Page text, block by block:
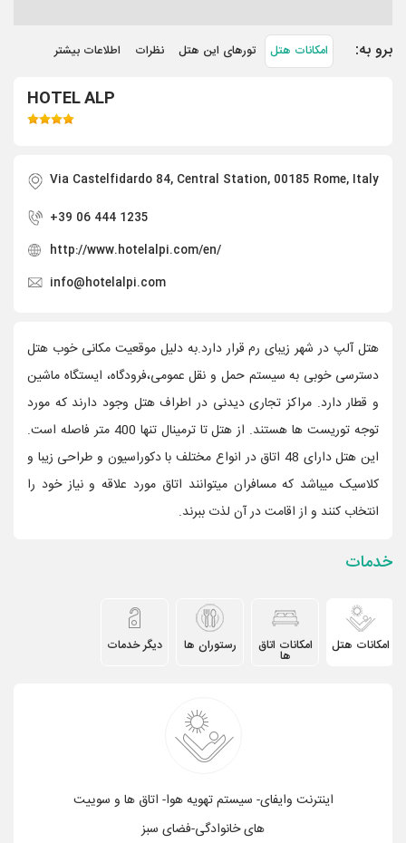
برو به: امکانات هتل تورهای این هتل نظرات اطلاعات بیشتر
HOTEL ALP
Via Castelfidardo 84, Central Station, 00185 Rome, Italy
+39 06 444 1235
http://www.hotelalpi.com/en/
info@hotelalpi.com
هتل آلپ در شهر زیبای رم قرار دارد.به دلیل موقعیت مکانی خوب هتل
دسترسی خوبی به سیستم حمل و نقل عمومی،فرودگاه، ایستگاه ماشین
و قطار دارد. مراکز تجاری دیدنی در اطراف هتل وجود دارند که مورد
توجه توریست ها هستند. از هتل تا ترمینال تنها 400 متر فاصله است.
این هتل دارای 48 اتاق در انواع مختلف با دکوراسیون و طراحی زیبا و
کلاسیک میباشد که مسافران میتوانند اتاق مورد علاقه و نیاز خود را
انتخاب کنند و از اقامت در آن لذت ببرند.
خدمات
امکانات هتل امکانات اتاق
ها
رستوران ها دیگر خدمات
اینترنت وایفای- سیستم تهویه هوا- اتاق ها و سوییت
های خانوادگی-فضای سبز